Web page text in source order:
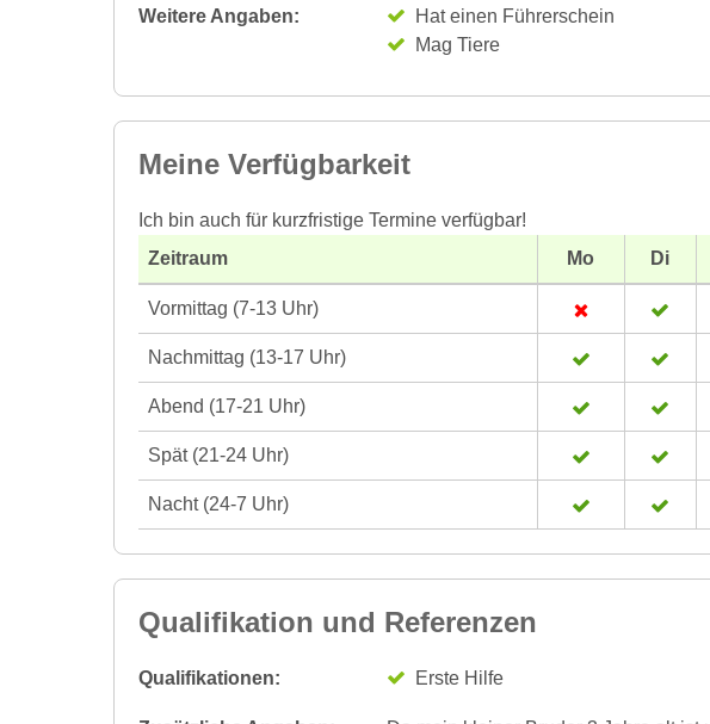
Weitere Angaben:
Hat einen Führerschein
Mag Tiere
Meine Verfügbarkeit
Ich bin auch für kurzfristige Termine verfügbar!
Zeitraum
Mo Di
Vormittag (7-13 Uhr)
Nachmittag (13-17 Uhr)
Abend (17-21 Uhr)
Spät (21-24 Uhr)
Nacht (24-7 Uhr)
Qualifikation und Referenzen
Qualifikationen: Erste Hilfe